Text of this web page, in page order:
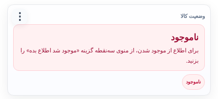
⋮ وضعیت کالا
ناموجود
برای اطلاع از موجود شدن، از منوی سه‌نقطه گزینه «موجود شد اطلاع بده» را
بزنید.
ناموجود